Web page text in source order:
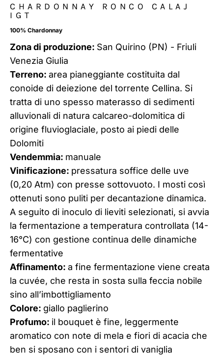
CHARDONNAY RONCO CALAJ
IGT
100% Chardonnay
Zona di produzione: San Quirino (PN) - Friuli
Venezia Giulia
Terreno: area pianeggiante costituita dal
conoide di deiezione del torrente Cellina. Si
tratta di uno spesso materasso di sedimenti
alluvionali di natura calcareo-dolomitica di
origine fluvioglaciale, posto ai piedi delle
Dolomiti
Vendemmia: manuale
Vinificazione: pressatura soffice delle uve
(0,20 Atm) con presse sottovuoto. I mosti così
ottenuti sono puliti per decantazione dinamica.
A seguito di inoculo di lieviti selezionati, si avvia
la fermentazione a temperatura controllata (14-
16°C) con gestione continua delle dinamiche
fermentative
Affinamento: a fine fermentazione viene creata
la cuvée, che resta in sosta sulla feccia nobile
sino all’imbottigliamento
Colore: giallo paglierino
Profumo: il bouquet è fine, leggermente
aromatico con note di mela e fiori di acacia che
ben si sposano con i sentori di vaniglia